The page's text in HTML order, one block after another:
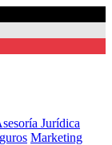
Jurídica
Marketing